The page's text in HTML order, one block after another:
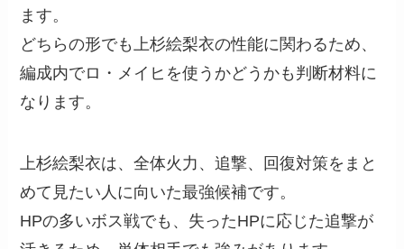
ます。
どちらの形でも上杉絵梨衣の性能に関わるため、
編成内でロ・メイヒを使うかどうかも判断材料に
なります。
上杉絵梨衣は、全体火力、追撃、回復対策をまと
めて見たい人に向いた最強候補です。
HPの多いボス戦でも、失ったHPに応じた追撃が